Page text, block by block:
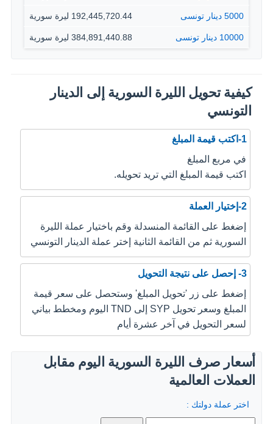
5000 دينار تونسى 192,445,720.44 ليرة سورية
10000 دينار تونسى 384,891,440.88 ليرة سورية
كيفية تحويل الليرة السورية إلى الدينار
التونسي
1-اكتب قيمة المبلغ
في مربع المبلغ
اكتب قيمة المبلغ التي تريد تحويله.
2-إختيار العملة
إضغط على القائمة المنسدلة وقم باختيار عملة الليرة
السورية ثم من القائمة الثانية إختر عملة الدينار التونسي
3- إحصل على نتيجة التحويل
إضغط على زر 'تحويل المبلغ' وستحصل على سعر قيمة
المبلغ وسعر تحويل SYP إلى TND اليوم ومخطط بياني
لسعر التحويل في آخر عشرة أيام
أسعار صرف الليرة السورية اليوم مقابل
العملات العالمية
اختر عملة دولتك :